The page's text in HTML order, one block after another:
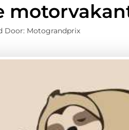
Door: Motograndprix